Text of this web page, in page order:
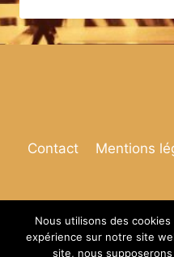
Contact Mentions
© 2026
Nous utilisons des
expérience sur notre site
site, nous